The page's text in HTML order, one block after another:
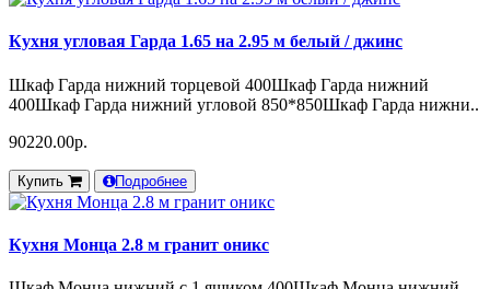
Кухня угловая Гарда 1.65 на 2.95 м белый / джинс
Шкаф Гарда нижний торцевой 400Шкаф Гарда нижний
400Шкаф Гарда нижний угловой 850*850Шкаф Гарда нижни..
90220.00р.
Купить Подробнее
Кухня Монца 2.8 м гранит оникс